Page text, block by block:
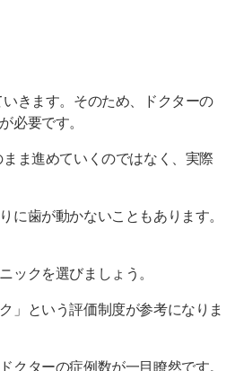
きます。そのため、ドクターの
必要です。
ま進めていくのではなく、実際
に歯が動かないこともあります。
ックを選びましょう。
」という評価制度が参考になりま
クターの症例数が一目瞭然です。